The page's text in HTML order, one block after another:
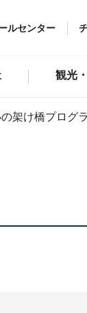
ルセンター
観光
架け橋プログ